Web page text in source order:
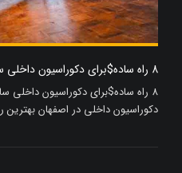
8 راه ساده$برای دکوراسیون داخلی ساده و کم هزینه که باید انجام داد؟
8 راه ساده$برای دکوراسیون داخلی
دکوراسیون داخلی در اصفهان